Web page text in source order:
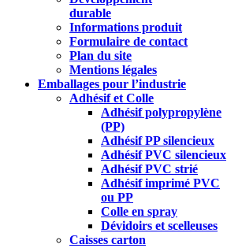
durable
Informations produit
Formulaire de contact
Plan du site
Mentions légales
Emballages pour l’industrie
Adhésif et Colle
Adhésif polypropylène
(PP)
Adhésif PP silencieux
Adhésif PVC silencieux
Adhésif PVC strié
Adhésif imprimé PVC
ou PP
Colle en spray
Dévidoirs et scelleuses
Caisses carton